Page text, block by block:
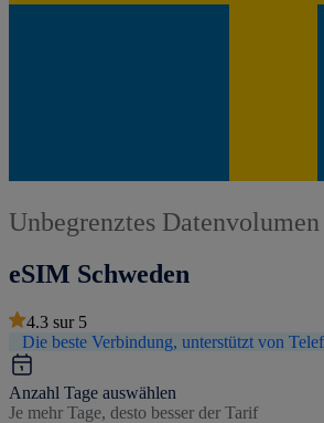
Unbegrenztes Datenvolumen
eSIM Schweden
4.3 sur 5
Die beste Verbindung, unterstützt von
Anzahl Tage auswählen
Je mehr Tage, desto besser der Tarif